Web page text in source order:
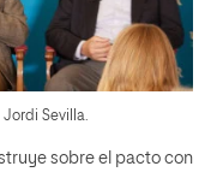
Sevilla.
sobre el pacto con